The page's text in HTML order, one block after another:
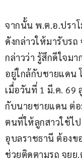
จากนั้น พ.ต.อ.ปรา
ดังกล่าวให้มารับร
กล่าวว่า รู้สึกดีใจม
อยู่ใกล้กับชายแดน
เมื่อวันที่ 1 มี.ค. 69
กับนายชายแดน ต่อ
ตนที่ให้ลูกสาวใช้ไป
อุบลราชธานี ต้อง
ช่วยติดตามรถ จยย